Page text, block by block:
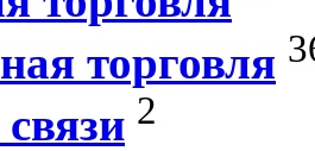
торговля
2